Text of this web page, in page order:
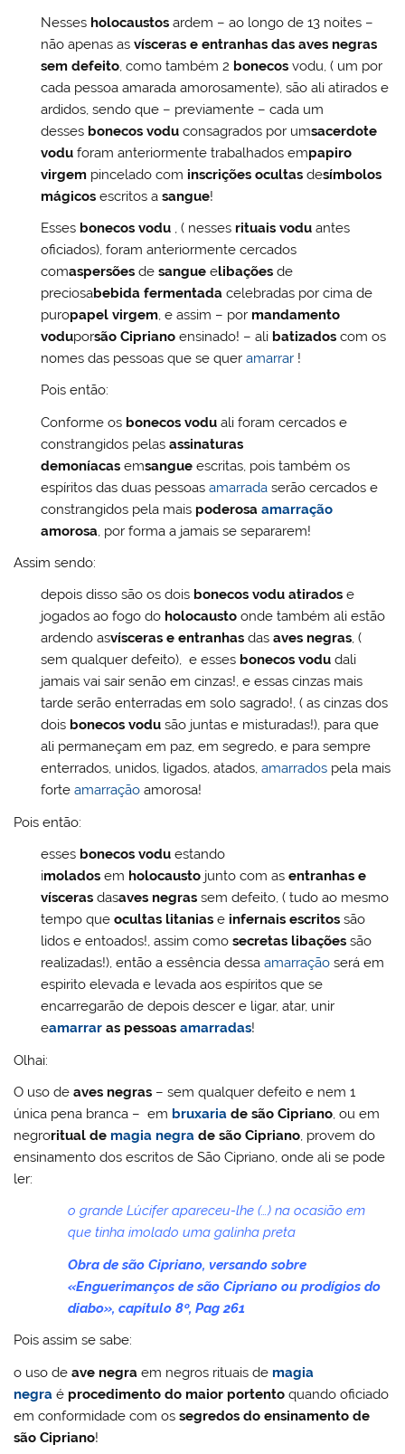
Nesses holocaustos ardem – ao longo de 13 noites –
não apenas asvísceras e entranhas das aves negras
sem defeito , como também 2 bonecos vodu, ( um por
cada pessoa amarada amorosamente), são ali atirados e
ardidos, sendo que – previamente – cada um
desses bonecos vodu consagrados por umsacerdote
vodu foram anteriormente trabalhados empapiro
virgem pincelado com inscrições ocultas desímbolos
mágicos escritos asangue!
Esses bonecos vodu , ( nesses rituais vodu antes
oficiados), foram anteriormente cercados
comaspersões de sangue elibações de
preciosabebida fermentada celebradas por cima de
puropapel virgem, e assim – por mandamento
voduporsão Cipriano ensinado! – ali batizados com os
nomes das pessoas que se queramarrar !
Pois então:
Conforme os bonecos vodu ali foram cercados e
constrangidos pelasassinaturas
demoníacas emsangue escritas, pois também os
espíritos das duas pessoasamarrada serão cercados e
constrangidos pela mais poderosaamarração
amorosa, por forma a jamais se separarem!
Assim sendo:
depois disso são os dois bonecos vodu atirados e
jogados ao fogo do holocausto onde também ali estão
ardendo asvísceras e entranhas dasaves negras, (
sem qualquer defeito), e esses bonecos vodu dali
jamais vai sair senão em cinzas!, e essas cinzas mais
tarde serão enterradas em solo sagrado!, ( as cinzas dos
dois bonecos vodu são juntas e misturadas!), para que
ali permaneçam em paz, em segredo, e para sempre
enterrados, unidos, ligados, atados,amarrados pela mais
forteamarração amorosa!
Pois então:
esses bonecos vodu estando
imolados em holocausto junto com asentranhas e
vísceras dasaves negras sem defeito, ( tudo ao mesmo
tempo queocultas litanias e infernais escritos são
lidos e entoados!, assim comosecretas libações são
realizadas!), então a essência dessaamarração será em
espirito elevada e levada aos espíritos que se
encarregarão de depois descer e ligar, atar, unir
eamarrar as pessoasamarradas!
Olhai:
O uso deaves negras – sem qualquer defeito e nem 1
única pena branca – em bruxaria de são Cipriano, ou em
negroritual de magia negra de são Cipriano, provem do
ensinamento dos escritos de São Cipriano, onde ali se pode
ler:
o grande Lúcifer apareceu-lhe (…) na ocasião em
que tinha imolado uma galinha preta
Obra de são Cipriano, versando sobre
«Enguerimanços de são Cipriano ou prodígios do
diabo», capítulo 8º, Pag 261
Pois assim se sabe:
o uso deave negra em negros rituais de magia
negra é procedimento do maior portento quando oficiado
em conformidade com ossegredos do ensinamento de
são Cipriano!